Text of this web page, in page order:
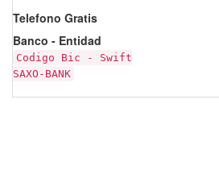
Telefono Gratis
Banco - Entidad
Codigo Bic - Swift
SAXO-BANK